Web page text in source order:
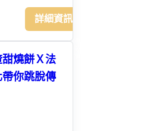
詳細資訊
燒餅Ｘ法
你跳脫傳